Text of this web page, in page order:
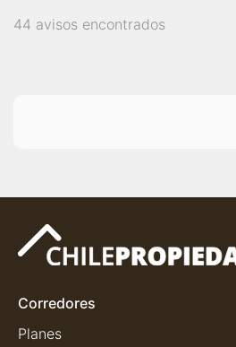
44 avisos encontrados
Corredores
Planes